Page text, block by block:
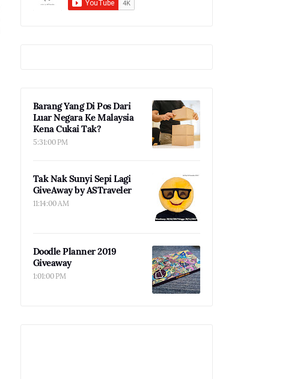
Barang Yang Di Pos Dari
Luar Negara Ke Malaysia
Kena Cukai Tak?
5:31:00 PM
Tak Nak Sunyi Sepi Lagi
GiveAway by ASTraveler
11:14:00 AM
Doodle Planner 2019
Giveaway
1:01:00 PM